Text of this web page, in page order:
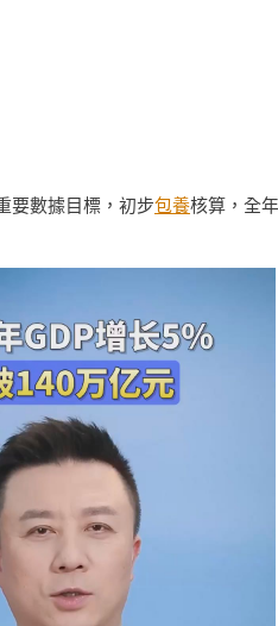
要數據目標，初步包養核算，全